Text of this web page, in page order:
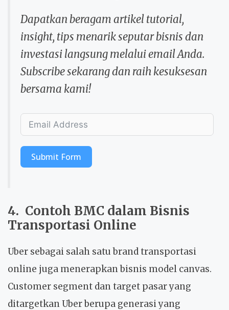
Dapatkan beragam artikel tutorial,
insight, tips menarik seputar bisnis dan
investasi langsung melalui email Anda.
Subscribe sekarang dan raih kesuksesan
bersama kami!
Submit Form
4. Contoh BMC dalam Bisnis
Transportasi Online
Uber sebagai salah satu brand transportasi
online juga menerapkan bisnis model canvas.
Customer segment dan target pasar yang
ditargetkan Uber berupa generasi yang